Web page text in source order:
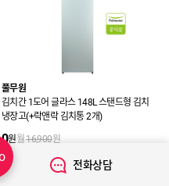
풀무원
김치간 1도어 글라스 148L 스탠드형 김치
냉장고(+락앤락 김치통 2개)
0원월16,900원
NEW 사은품 증정 전화상담